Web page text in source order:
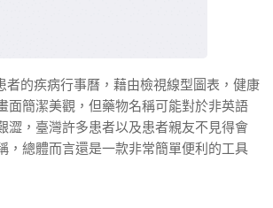
者的疾病行事曆，藉由檢視線型圖表，健康
面簡潔美觀，但藥物名稱可能對於非英語
澀，臺灣許多患者以及患者親友不見得會
，總體而言還是一款非常簡單便利的工具